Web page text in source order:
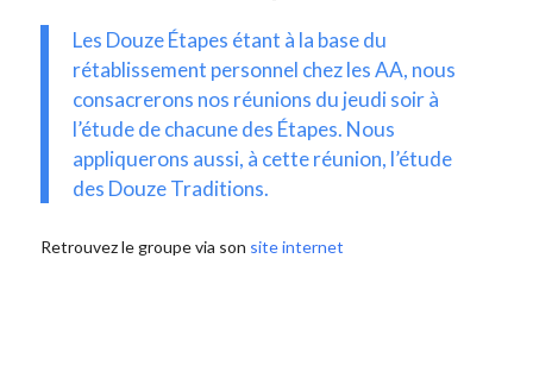
Les Douze Étapes étant à la base du
rétablissement personnel chez les AA, nous
consacrerons nos réunions du jeudi soir à
l’étude de chacune des Étapes. Nous
appliquerons aussi, à cette réunion, l’étude
des Douze Traditions.
Retrouvez le groupe via son site internet